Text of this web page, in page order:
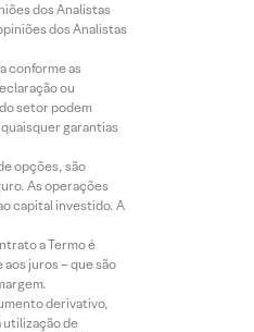
dos Analistas
dos Analistas
conforme as
ou
setor podem
garantias
opções, são
As operações
capital investido. A
a Termo é
juros – que são
derivativo,
utilização de